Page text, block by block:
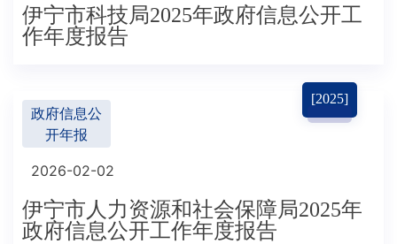
伊宁市科技局2025年政府信息公开工
作年度报告
[2025]
政府信息公
开年报
2026-02-02
伊宁市人力资源和社会保障局2025年
政府信息公开工作年度报告